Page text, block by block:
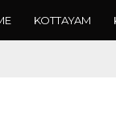
KOTTAYAM